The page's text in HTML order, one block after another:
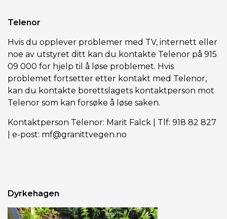
Telenor
Hvis du opplever problemer med TV, internett eller
noe av utstyret ditt kan du kontakte Telenor på 915
09 000 for hjelp til å løse problemet. Hvis
problemet fortsetter etter kontakt med Telenor,
kan du kontakte borettslagets kontaktperson mot
Telenor som kan forsøke å løse saken.
Kontaktperson Telenor: Marit Falck | Tlf: 918 82 827
| e-post: mf@granittvegen.no
Dyrkehagen